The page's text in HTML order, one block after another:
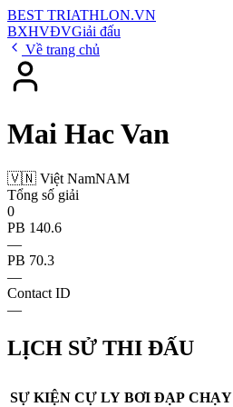
BEST TRIATHLON.VN
BXHVĐVGiải đấu
Về trang chủ
Mai Hac Van
🇻🇳 Việt NamNAM
Tổng số giải
0
PB 140.6
—
PB 70.3
—
Contact ID
—
LỊCH SỬ THI ĐẤU
SỰ KIỆN CỰ LY BƠI ĐẠP CHẠY